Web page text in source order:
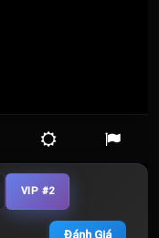
VIP #2
Đánh Giá